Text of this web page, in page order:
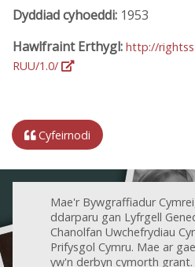
Dyddiad cyhoeddi: 1953
Hawlfraint Erthygl: http://
RUU/1.0/
Cyfeirnodi
Mae'r Bywgraffiadur
ddarparu gan Lyfrgell
Chanolfan Uwchefrydiau
Prifysgol Cymru. Mae ar
yw'n derbyn cymorth